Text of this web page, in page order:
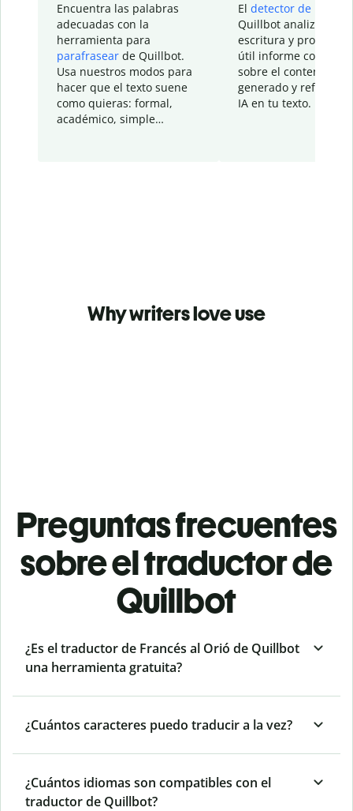
Encuentra las palabras
adecuadas con la
herramienta para
parafrasear de Quillbot.
Usa nuestros modos para
hacer que el texto suene
como quieras: formal,
académico, simple…
El detector de IA
Quillbot analiza tu
escritura y
útil informe con
sobre el contenido
generado y refinado
IA en tu texto.
Why writers love use
Preguntas frecuentes
sobre el traductor de
Quillbot
¿Es el traductor de Francés al Orió de Quillbot
una herramienta gratuita?
¿Cuántos caracteres puedo traducir a la vez?
¿Cuántos idiomas son compatibles con el
traductor de Quillbot?